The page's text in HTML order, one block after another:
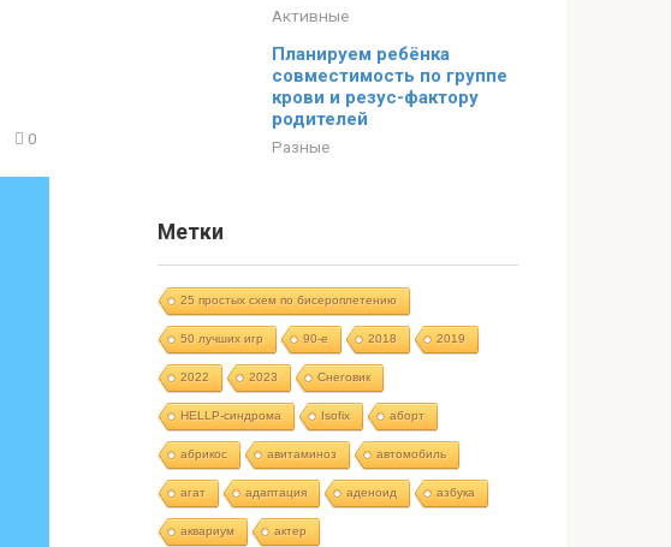
0
Активные
Планируем ребёнка
совместимость по группе
крови и резус-фактору
родителей
Разные
Метки
25 простых схем по бисероплетению
50 лучших игр 90-е 2018 2019
2022 2023 Cнеговик
HELLP-синдрома Isofix аборт
абрикос авитаминоз автомобиль
агат адаптация аденоид азбука
аквариум актер